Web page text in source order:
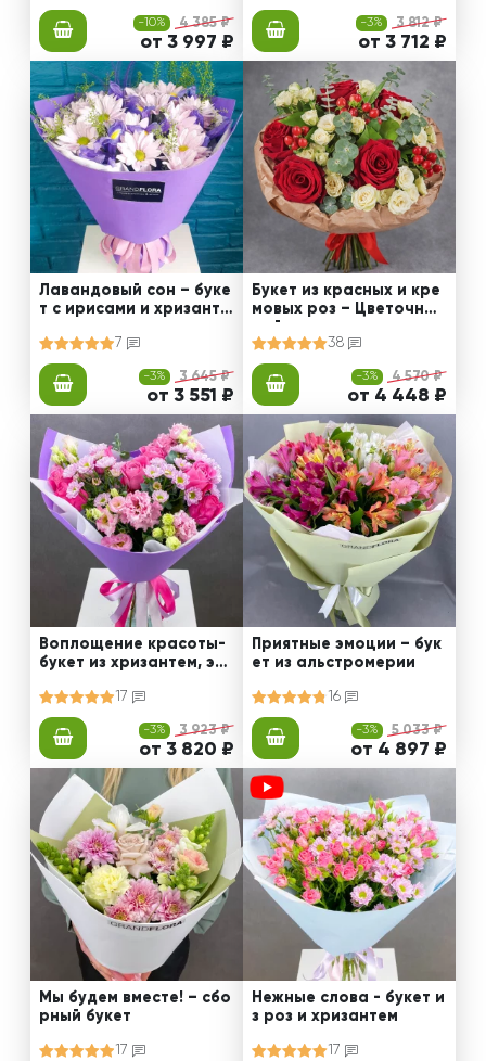
-10% 4 385 ₽
от 3 997 ₽
-3% 3 812 ₽
от 3 712 ₽
Лавандовый сон – буке
т с ирисами и хризанте
7
-3% 3 645 ₽
от 3 551 ₽
Букет из красных и кре
мовых роз – Цветочный
38
-3% 4 570 ₽
от 4 448 ₽
Воплощение красоты-
букет из хризантем, эус
17
-3% 3 923 ₽
от 3 820 ₽
Приятные эмоции – бук
ет из альстромерии
16
-3% 5 033 ₽
от 4 897 ₽
Мы будем вместе! – сбо
рный букет
17
Нежные слова - букет и
з роз и хризантем
17